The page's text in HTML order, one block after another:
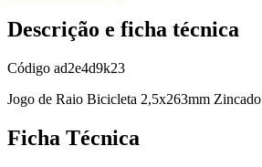
Descrição e ficha técnica
Código ad2e4d9k23
Jogo de Raio Bicicleta 2,5x263mm Zincado
Ficha Técnica